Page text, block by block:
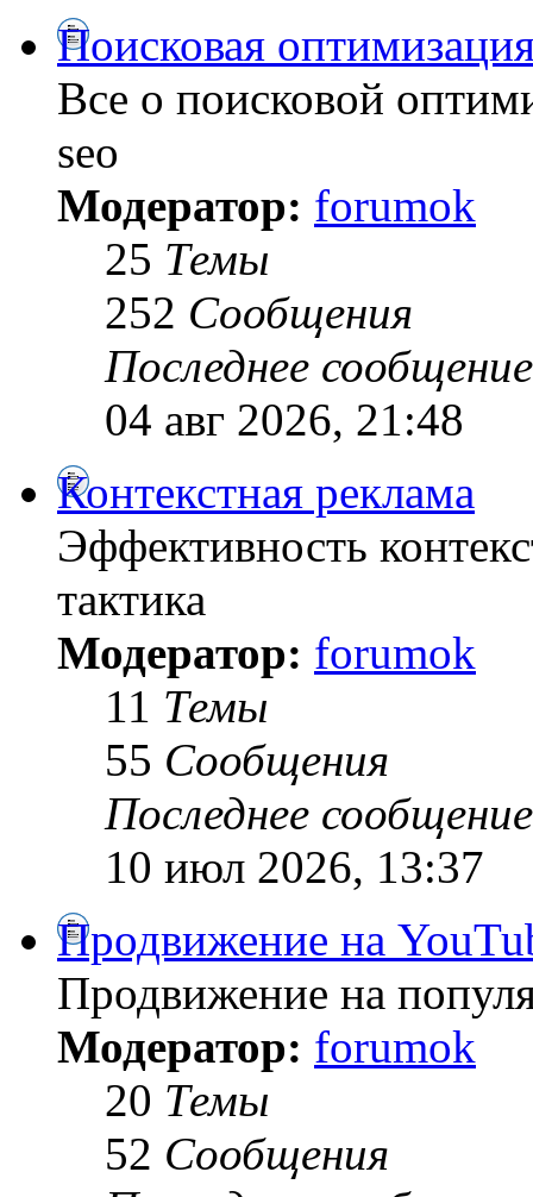
Поисковая
Все о поисковой
seo
Модератор: forumok
25 Темы
252 Сообщения
Последнее сообщение
04 авг 2026, 21:48
Контекстная реклама
Эффективность
тактика
Модератор: forumok
11 Темы
55 Сообщения
Последнее сообщение
10 июл 2026, 13:37
Продвижение на
Продвижение на
Модератор: forumok
20 Темы
52 Сообщения